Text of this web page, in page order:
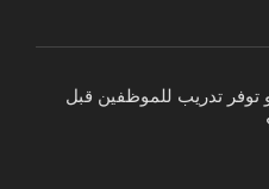
توفر تدريب للموظفين قبل